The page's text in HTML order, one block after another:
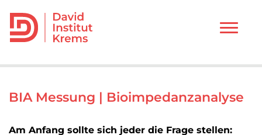
Toggle
BIA Messung | Bioimpedanzanalyse
Am Anfang sollte sich jeder die Frage stellen: